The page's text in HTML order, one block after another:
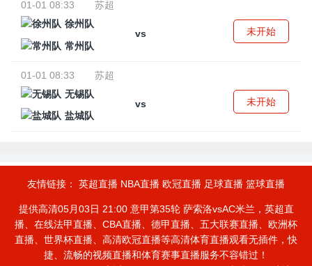
01-01 08:33
苏超
徐州队
vs
常州队
未开始
01-01 08:33
苏超
无锡队
vs
盐城队
未开始
友情链接： 英超直播 NBA直播 欧冠直播 足球直播 篮球直播
提供高清05月03日 21:00 意甲第35轮 萨索洛vsAC米兰，英超直
播、在线法甲直播、CBA直播、德甲直播、五大联赛直播、欧洲杯
直播、世界杯直播、高清欧冠直播等高清体育直播观看无插件，快
捷、流畅的视频直播和体育赛事直播服务不容错过！